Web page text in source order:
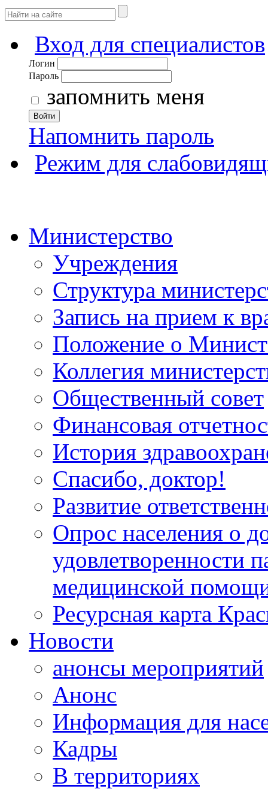
Вход для специалистов
Логин
Пароль
запомнить меня
Войти
Напомнить пароль
Режим для
Министерство
Учреждения
Структура
Запись на прием к
Положение о
Коллегия
Общественный совет
Финансовая
История
Спасибо, доктор!
Развитие
Опрос населения о
удовлетворенности
медицинской
Ресурсная карта
Новости
анонсы мероприятий
Анонс
Информация для
Кадры
В территориях